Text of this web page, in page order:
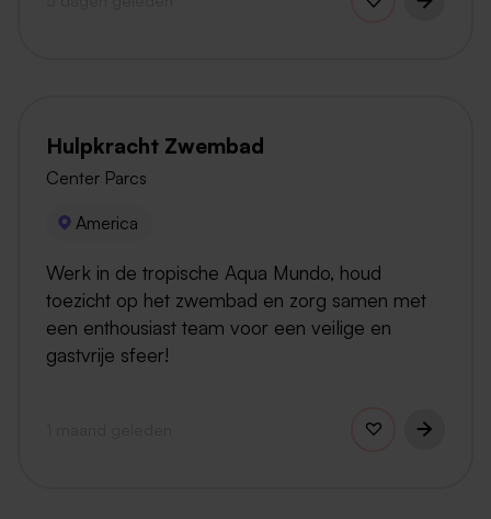
Hulpkracht Zwembad
Center Parcs
America
Werk in de tropische Aqua Mundo, houd
toezicht op het zwembad en zorg samen met
een enthousiast team voor een veilige en
gastvrije sfeer!